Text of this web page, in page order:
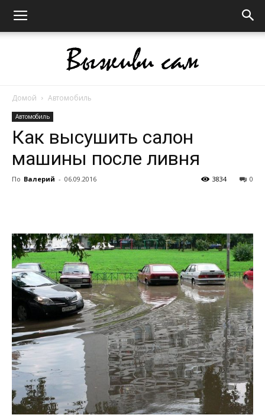
сам
Домой Автомобиль
Автомобиль
Как высушить салон
машины после ливня
По Валерий - 06.09.2016 0
3834